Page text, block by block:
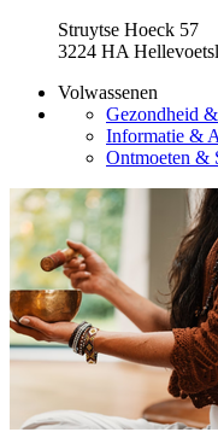
Struytse Hoeck 57
3224 HA
Volwassenen
Gezondheid
Informatie &
Ontmoeten &